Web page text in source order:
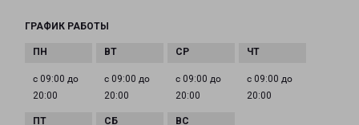
ГРАФИК РАБОТЫ
с 09:00 до
20:00
с 09:00 до
20:00
с 09:00 до
20:00
с 09:00 до
20:00